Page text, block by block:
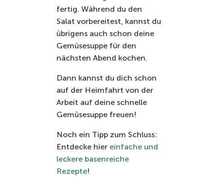
fertig. Während du den
Salat vorbereitest, kannst du
übrigens auch schon deine
Gemüsesuppe für den
nächsten Abend kochen.
Dann kannst du dich schon
auf der Heimfahrt von der
Arbeit auf deine schnelle
Gemüsesuppe freuen!
Noch ein Tipp zum Schluss:
Entdecke hier einfache und
leckere basenreiche
Rezepte!